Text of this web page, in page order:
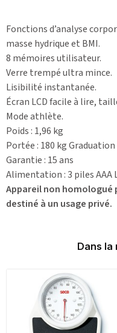
Fonctions d’analyse
masse hydrique et BMI.
8 mémoires utilisateur.
Verre trempé ultra mince.
Lisibilité instantanée.
Écran LCD facile à lire,
Mode athlète.
Poids : 1,96 kg
Portée : 180 kg Graduation
Garantie : 15 ans
Alimentation : 3 piles AAA
Appareil non homologué
destiné à un usage privé.
Dans la